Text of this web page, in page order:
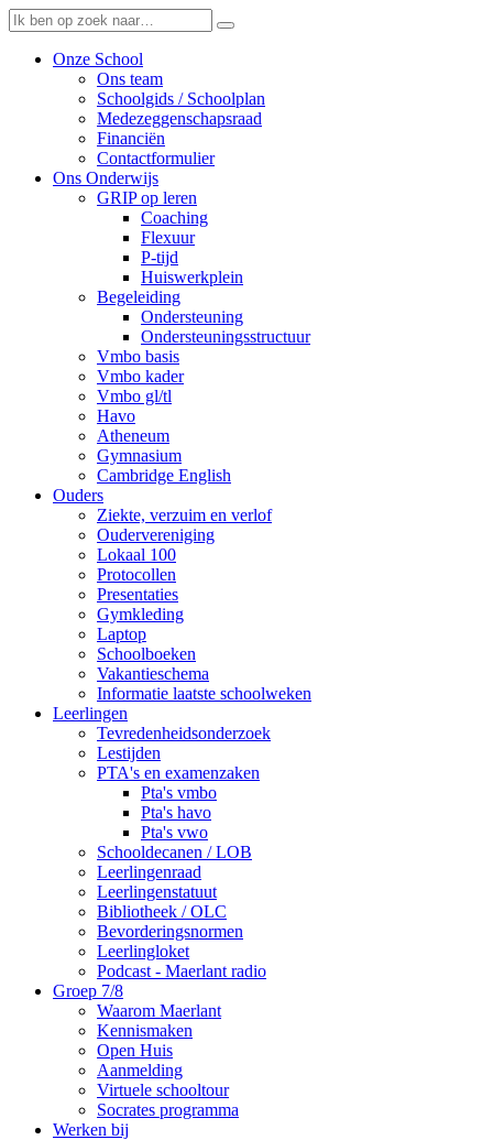
Onze School
Ons team
Schoolgids / Schoolplan
Medezeggenschapsraad
Financiën
Contactformulier
Ons Onderwijs
GRIP op leren
Coaching
Flexuur
P-tijd
Huiswerkplein
Begeleiding
Ondersteuning
Ondersteuningsstructuur
Vmbo basis
Vmbo kader
Vmbo gl/tl
Havo
Atheneum
Gymnasium
Cambridge English
Ouders
Ziekte, verzuim en verlof
Oudervereniging
Lokaal 100
Protocollen
Presentaties
Gymkleding
Laptop
Schoolboeken
Vakantieschema
Informatie laatste schoolweken
Leerlingen
Tevredenheidsonderzoek
Lestijden
PTA's en examenzaken
Pta's vmbo
Pta's havo
Pta's vwo
Schooldecanen / LOB
Leerlingenraad
Leerlingenstatuut
Bibliotheek / OLC
Bevorderingsnormen
Leerlingloket
Podcast - Maerlant radio
Groep 7/8
Waarom Maerlant
Kennismaken
Open Huis
Aanmelding
Virtuele schooltour
Socrates programma
Werken bij